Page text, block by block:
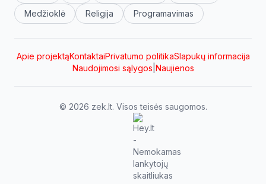
Medžioklė
Religija Programavimas
Apie projektąKontaktaiPrivatumo politikaSlapukų informacija
Naudojimosi sąlygos Naujienos
© 2026 zek.lt. Visos teisės saugomos.